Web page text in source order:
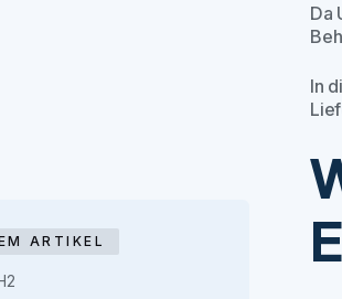
ARTIKEL
Da
In